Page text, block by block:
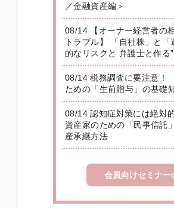
／金融資産編＞
08/14 【オーナー経営者の
トラブル】 「自社株」と「
的なリスクと 弁護士と作る
08/14 税務調査に要注意！
ための「生前贈与」の基礎
08/14 認知症対策には絶対
資産家のための「民事信託
産承継方法
会員向けセミナー